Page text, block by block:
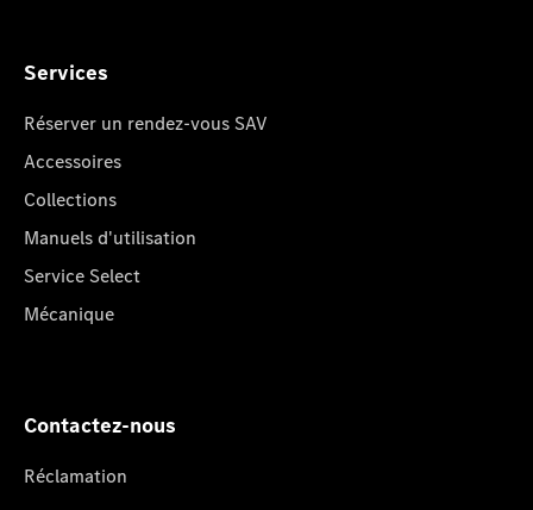
Services
Réserver un rendez-vous SAV
Accessoires
Collections
Manuels d'utilisation
Service Select
Mécanique
Contactez-nous
Réclamation